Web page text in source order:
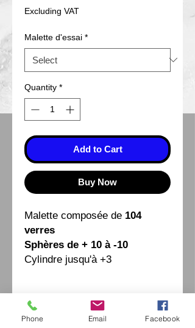
Excluding VAT
Malette d'essai *
Quantity *
Add to Cart
Buy Now
Malette composée de 104
verres
Sphères de + 10 à -10
Cylindre jusqu'à +3
Fiche Technique
Phone Email Facebook